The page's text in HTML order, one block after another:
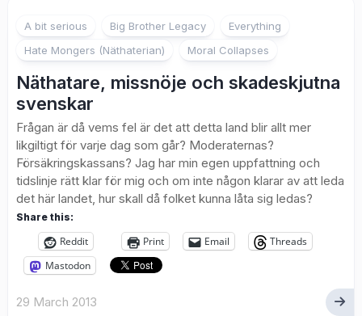
A bit serious Big Brother Legacy
Everything
Hate Mongers (Näthaterian)
Moral Collapses
Näthatare, missnöje och skadeskjutna
svenskar
Frågan är då vems fel är det att detta land blir allt mer
likgiltigt för varje dag som går? Moderaternas?
Försäkringskassans? Jag har min egen uppfattning och
tidslinje rätt klar för mig och om inte någon klarar av att leda
det här landet, hur skall då folket kunna låta sig ledas?
Share this:
Reddit Print Email
Threads
Mastodon
29 March 2013